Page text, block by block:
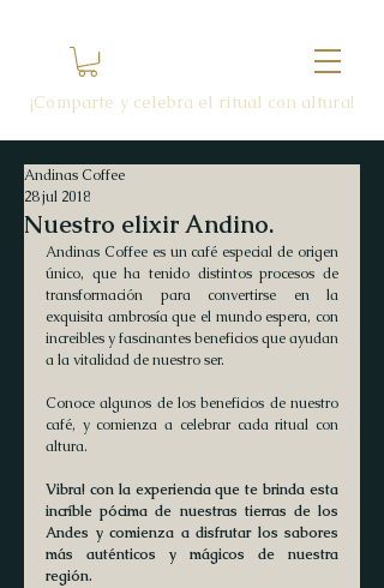
¡Comparte y celebra el ritual con altura!
Nuestro elixir Andino.
Andinas Coffee
28 jul 2018
Andinas Coffee es un café especial de origen
único, que ha tenido distintos procesos de
transformación para convertirse en la
exquisita ambrosía que el mundo espera, con
increibles y fascinantes beneficios que ayudan
a la vitalidad de nuestro ser.
Conoce algunos de los beneficios de nuestro
café, y comienza a celebrar cada ritual con
altura.
Vibra! con la experiencia que te brinda esta
incríble pócima de nuestras tierras de los
Andes y comienza a disfrutar los sabores
más auténticos y mágicos de nuestra
región.